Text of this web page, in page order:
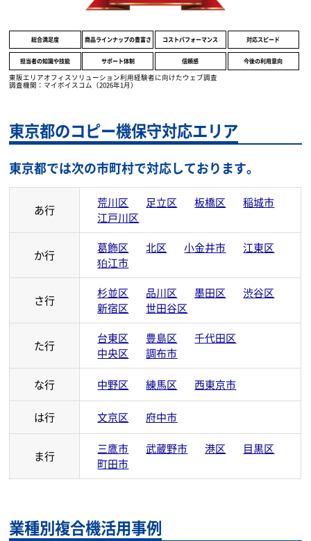
総合満足度 商品ラインナップの豊富さ コストパフォーマンス 対応スピード
担当者の知識や技能 サポート体制 信頼感 今後の利用意向
東阪エリアオフィスソリューション利用経験者に向けたウェブ調査
調査機関：マイボイスコム（2026年1月）
東京都のコピー機保守対応エリア
東京都では次の市町村で対応しております。
あ行
荒川区 足立区 板橋区
稲城市
江戸川区
か行
葛飾区 北区 小金井市
江東区
狛江市
さ行
杉並区 品川区 墨田区
渋谷区
新宿区
世田谷区
た行
台東区 豊島区
千代田区
中央区
調布市
な行 中野区 練馬区 西東京市
は行 文京区 府中市
ま行
三鷹市 武蔵野市 港区
目黒区
町田市
業種別複合機活用事例